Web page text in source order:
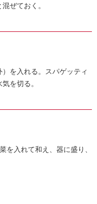
ぜておく。
を入れる。スパゲッティ
を切る。
を入れて和え、器に盛り、